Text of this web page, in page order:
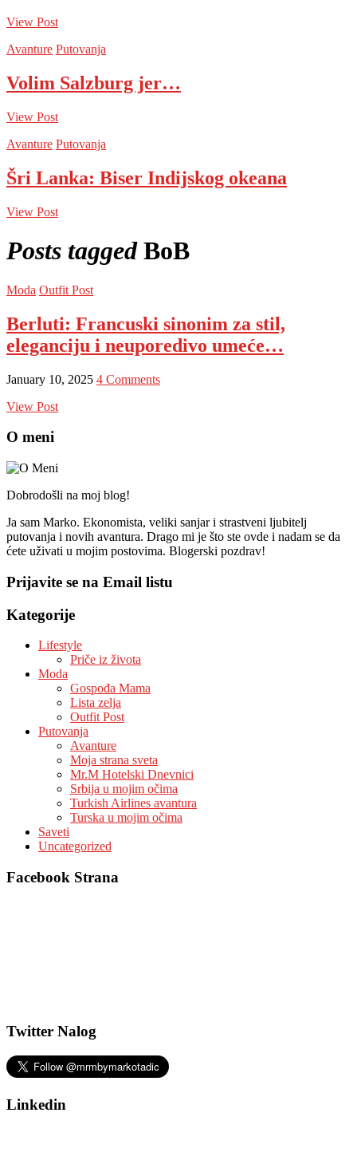
View Post
Avanture Putovanja
Volim Salzburg jer…
View Post
Avanture Putovanja
Šri Lanka: Biser Indijskog okeana
View Post
Posts tagged BoB
Moda Outfit Post
Berluti: Francuski sinonim za stil,
eleganciju i neuporedivo umeće…
January 10, 2025 4 Comments
View Post
O meni
Dobrodošli na moj blog!
Ja sam Marko. Ekonomista, veliki sanjar i strastveni ljubitelj
putovanja i novih avantura. Drago mi je što ste ovde i nadam se da
ćete uživati u mojim postovima. Blogerski pozdrav!
Prijavite se na Email listu
Kategorije
Lifestyle
Priče iz života
Moda
Gospođa Mama
Lista zelja
Outfit Post
Putovanja
Avanture
Moja strana sveta
Mr.M Hotelski Dnevnici
Srbija u mojim očima
Turkish Airlines avantura
Turska u mojim očima
Saveti
Uncategorized
Facebook Strana
Twitter Nalog
Linkedin